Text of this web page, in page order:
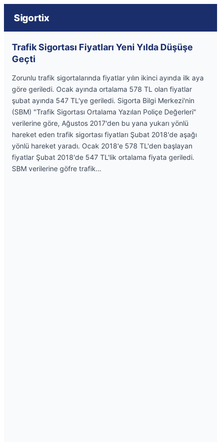
Sigortix
Trafik Sigortası Fiyatları Yeni Yılda Düşüşe
Geçti
Zorunlu trafik sigortalarında fiyatlar yılın ikinci ayında ilk aya
göre geriledi. Ocak ayında ortalama 578 TL olan fiyatlar
şubat ayında 547 TL'ye geriledi. Sigorta Bilgi Merkezi'nin
(SBM) "Trafik Sigortası Ortalama Yazılan Poliçe Değerleri"
verilerine göre, Ağustos 2017'den bu yana yukarı yönlü
hareket eden trafik sigortası fiyatları Şubat 2018'de aşağı
yönlü hareket yaradı. Ocak 2018'e 578 TL'den başlayan
fiyatlar Şubat 2018'de 547 TL'lik ortalama fiyata geriledi.
SBM verilerine göfre trafik…